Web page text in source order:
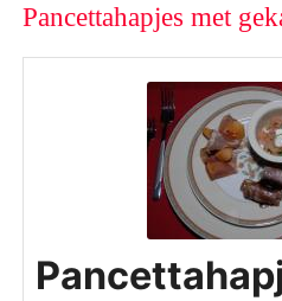
Pancettahapjes met